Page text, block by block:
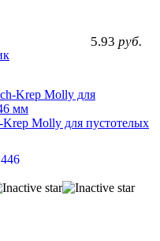
5.93 руб.
Molly для пустотелых